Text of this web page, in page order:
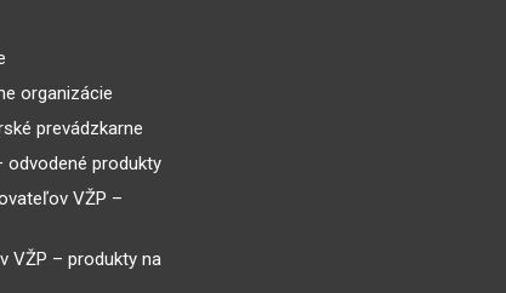
organizácie
prevádzkarne
odvodené produkty
VŽP –
VŽP – produkty na